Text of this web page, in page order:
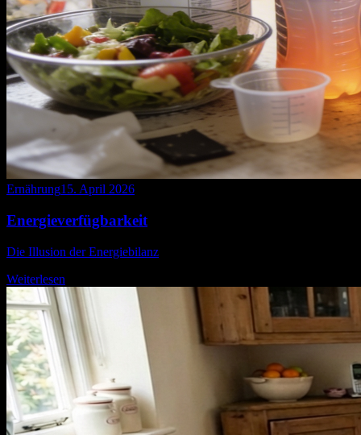
Ernährung15. April 2026
Energieverfügbarkeit
Die Illusion der Energiebilanz
Weiterlesen